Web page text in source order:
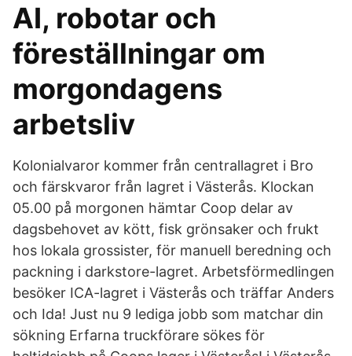
AI, robotar och
föreställningar om
morgondagens
arbetsliv
Kolonialvaror kommer från centrallagret i Bro
och färskvaror från lagret i Västerås. Klockan
05.00 på morgonen hämtar Coop delar av
dagsbehovet av kött, fisk grönsaker och frukt
hos lokala grossister, för manuell beredning och
packning i darkstore-lagret. Arbetsförmedlingen
besöker ICA-lagret i Västerås och träffar Anders
och Ida! Just nu 9 lediga jobb som matchar din
sökning Erfarna truckförare sökes för